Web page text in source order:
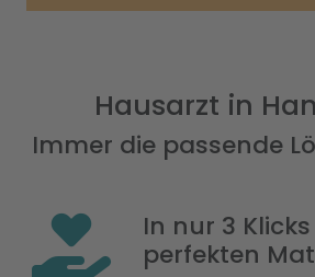
Hausarzt in
Immer die passende
In nur 3
perfekten